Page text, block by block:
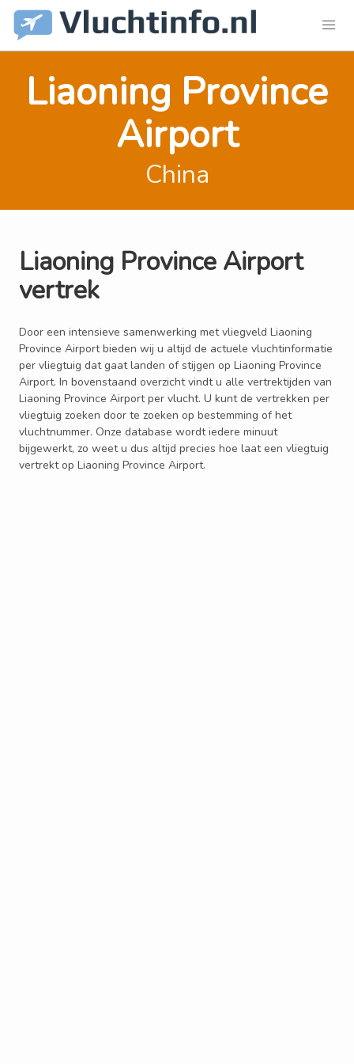
Liaoning Province
Airport
China
Liaoning Province Airport
vertrek
Door een intensieve samenwerking met vliegveld Liaoning
Province Airport bieden wij u altijd de actuele vluchtinformatie
per vliegtuig dat gaat landen of stijgen op Liaoning Province
Airport. In bovenstaand overzicht vindt u alle vertrektijden van
Liaoning Province Airport per vlucht. U kunt de vertrekken per
vliegtuig zoeken door te zoeken op bestemming of het
vluchtnummer. Onze database wordt iedere minuut
bijgewerkt, zo weet u dus altijd precies hoe laat een vliegtuig
vertrekt op Liaoning Province Airport.